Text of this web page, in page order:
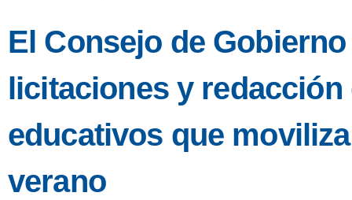
El Consejo de
licitaciones y
educativos que
verano